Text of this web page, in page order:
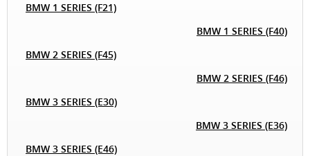
BMW 1 SERIES (F21)
BMW 1 SERIES (F40)
BMW 2 SERIES (F45)
BMW 2 SERIES (F46)
BMW 3 SERIES (E30)
BMW 3 SERIES (E36)
BMW 3 SERIES (E46)